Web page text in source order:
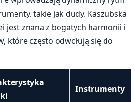
takie jak dudy. Kaszubska
jest znana z bogatych harmonii i
które często odwołują się do
Instrumenty